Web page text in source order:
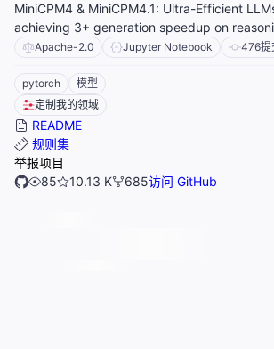
MiniCPM4 & MiniCPM4.1: Ultra-Efficient
achieving 3+ generation speedup on
Apache-2.0 Jupyter Notebook 476提
pytorch
模型
定制我的领域
README
规则集
举报项目
85
10.13 K 685访问 GitHub